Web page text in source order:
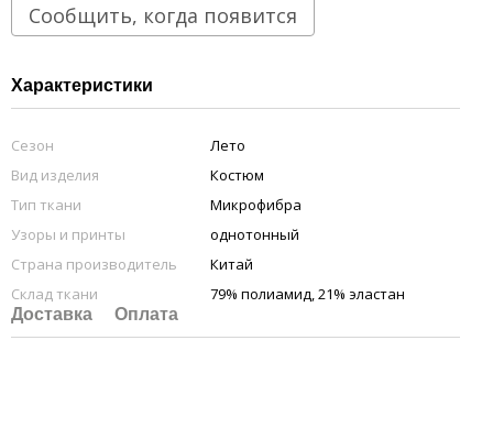
Сообщить, когда появится
Характеристики
Сезон
Лето
Вид изделия
Костюм
Тип ткани
Микрофибра
Узоры и принты
однотонный
Страна производитель
Китай
Склад ткани
79% полиамид, 21% эластан
Доставка Оплата